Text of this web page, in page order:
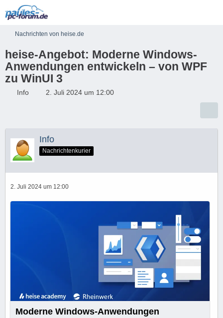
Nachrichten von heise.de
heise-Angebot: Moderne Windows-
Anwendungen entwickeln – von WPF
zu WinUI 3
Info 2. Juli 2024 um 12:00
Info
Nachrichtenkurier
2. Juli 2024 um 12:00
Moderne Windows-Anwendungen